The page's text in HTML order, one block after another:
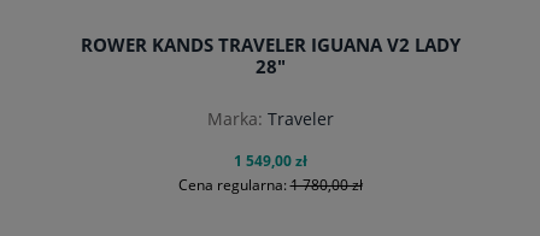
ROWER KANDS TRAVELER IGUANA V2 LADY
28"
Marka: Traveler
1 549,00 zł
Cena regularna:1 780,00 zł